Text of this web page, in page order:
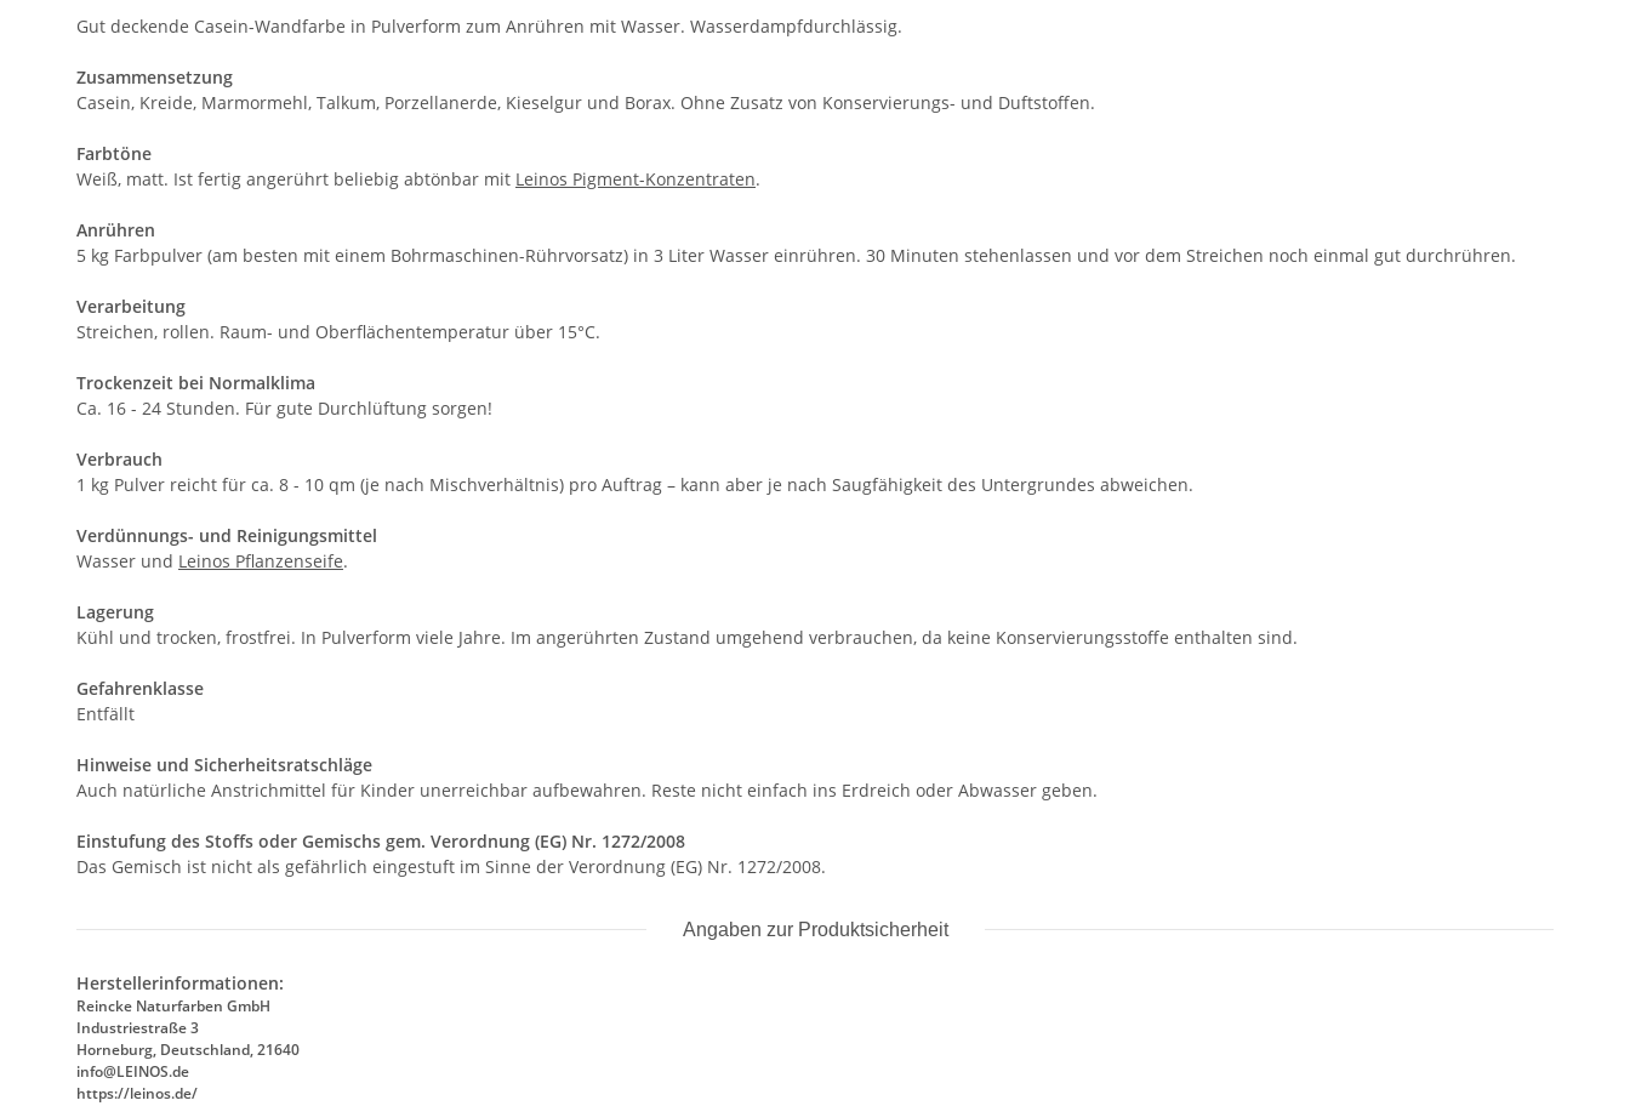
Gut deckende Casein-Wandfarbe in Pulverform zum Anrühren mit Wasser. Wasserdampfdurchlässig.
Zusammensetzung
Casein, Kreide, Marmormehl, Talkum, Porzellanerde, Kieselgur und Borax. Ohne Zusatz von Konservierungs- und Duftstoffen.
Farbtöne
Weiß, matt. Ist fertig angerührt beliebig abtönbar mit Leinos Pigment-Konzentraten.
Anrühren
5 kg Farbpulver (am besten mit einem Bohrmaschinen-Rührvorsatz) in 3 Liter Wasser einrühren. 30 Minuten stehenlassen und vor dem Streichen noch einmal gut durchrühren.
Verarbeitung
Streichen, rollen. Raum- und Oberflächentemperatur über 15°C.
Trockenzeit bei Normalklima
Ca. 16 - 24 Stunden. Für gute Durchlüftung sorgen!
Verbrauch
1 kg Pulver reicht für ca. 8 - 10 qm (je nach Mischverhältnis) pro Auftrag – kann aber je nach Saugfähigkeit des Untergrundes abweichen.
Verdünnungs- und Reinigungsmittel
Wasser und Leinos Pflanzenseife.
Lagerung
Kühl und trocken, frostfrei. In Pulverform viele Jahre. Im angerührten Zustand umgehend verbrauchen, da keine Konservierungsstoffe enthalten sind.
Gefahrenklasse
Entfällt
Hinweise und Sicherheitsratschläge
Auch natürliche Anstrichmittel für Kinder unerreichbar aufbewahren. Reste nicht einfach ins Erdreich oder Abwasser geben.
Einstufung des Stoffs oder Gemischs gem. Verordnung (EG) Nr. 1272/2008
Das Gemisch ist nicht als gefährlich eingestuft im Sinne der Verordnung (EG) Nr. 1272/2008.
Angaben zur Produktsicherheit
Herstellerinformationen:
Reincke Naturfarben GmbH
Industriestraße 3
Horneburg, Deutschland, 21640
info@LEINOS.de
https://leinos.de/